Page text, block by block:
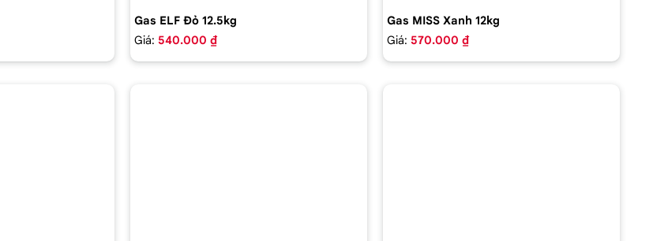
Gas ELF Đỏ 12.5kg
Giá: 540.000 ₫
Gas MISS Xanh 12kg
Giá: 570.000 ₫